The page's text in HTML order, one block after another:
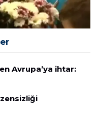
Avrupa’ya ihtar: